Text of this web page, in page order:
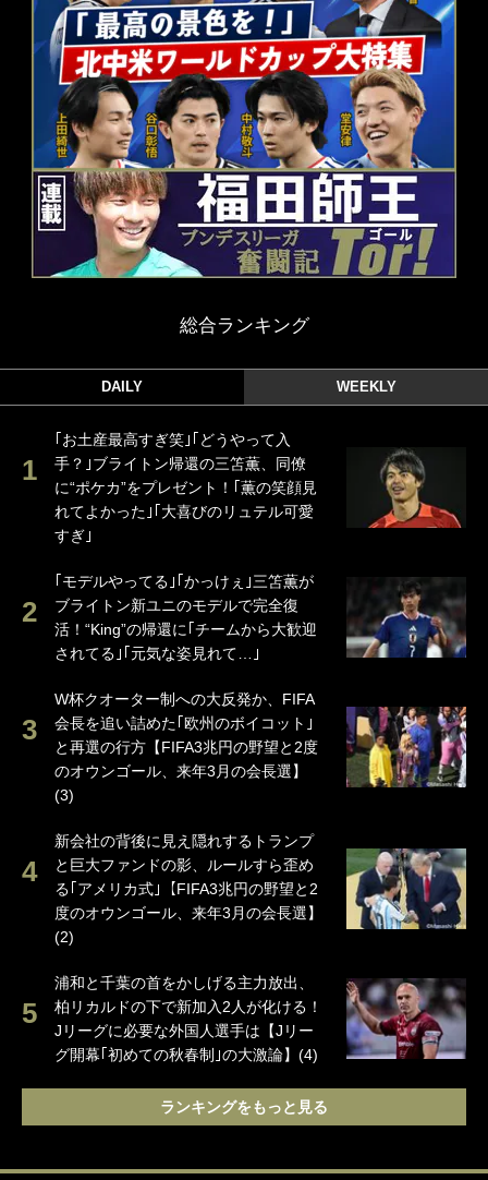
総合ランキング
DAILY WEEKLY
｢お土産最高すぎ笑｣｢どうやって入
手？｣ブライトン帰還の三笘薫、同僚
に“ポケカ”をプレゼント！｢薫の笑顔見
れてよかった｣｢大喜びのリュテル可愛
すぎ｣
｢モデルやってる｣｢かっけぇ｣三笘薫が
ブライトン新ユニのモデルで完全復
活！“King”の帰還に｢チームから大歓迎
されてる｣｢元気な姿見れて…｣
W杯クオーター制への大反発か、FIFA
会長を追い詰めた｢欧州のボイコット｣
と再選の行方【FIFA3兆円の野望と2度
のオウンゴール、来年3月の会長選】
(3)
新会社の背後に見え隠れするトランプ
と巨大ファンドの影、ルールすら歪め
る｢アメリカ式｣【FIFA3兆円の野望と2
度のオウンゴール、来年3月の会長選】
(2)
浦和と千葉の首をかしげる主力放出、
柏リカルドの下で新加入2人が化ける！
Jリーグに必要な外国人選手は【Jリー
グ開幕｢初めての秋春制｣の大激論】(4)
ランキングをもっと見る